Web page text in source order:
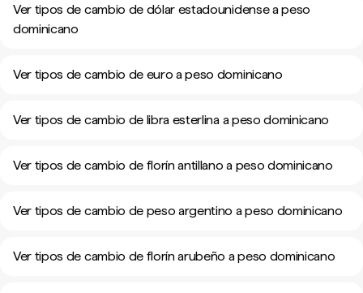
Ver tipos de cambio de dólar estadounidense a peso
dominicano
Ver tipos de cambio de euro a peso dominicano
Ver tipos de cambio de libra esterlina a peso dominicano
Ver tipos de cambio de florín antillano a peso dominicano
Ver tipos de cambio de peso argentino a peso dominicano
Ver tipos de cambio de florín arubeño a peso dominicano